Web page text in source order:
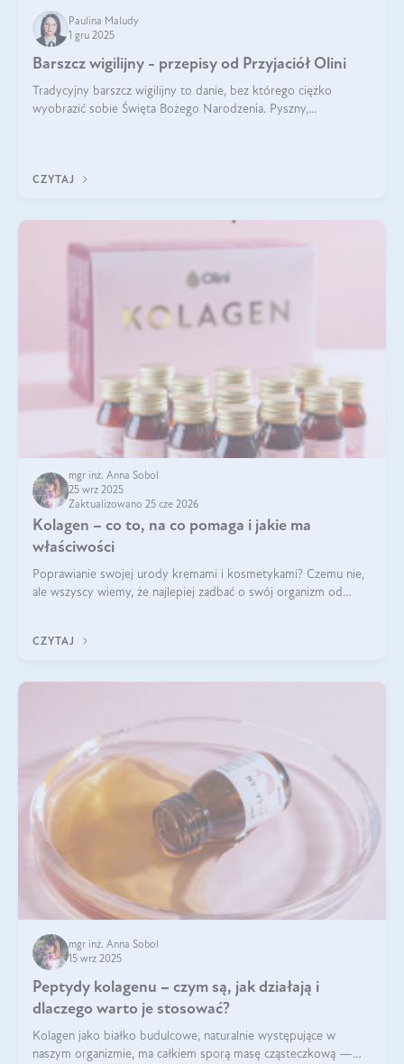
Paulina Maludy
1 gru 2025
Barszcz wigilijny - przepisy od Przyjaciół Olini
Tradycyjny barszcz wigilijny to danie, bez którego ciężko
wyobrazić sobie Święta Bożego Narodzenia. Pyszny,
CZYTAJ
mgr inż. Anna Sobol
25 wrz 2025
Zaktualizowano 25 cze 2026
Kolagen – co to, na co pomaga i jakie ma
właściwości
Poprawianie swojej urody kremami i kosmetykami? Czemu nie,
ale wszyscy wiemy, że najlepiej zadbać o swój organizm od
wysokiej jakości suplem
CZYTAJ
mgr inż. Anna Sobol
15 wrz 2025
Peptydy kolagenu – czym są, jak działają i
dlaczego warto je stosować?
Kolagen jako białko budulcowe, naturalnie występujące w
naszym organizmie, ma całkiem sporą masę cząsteczkową —